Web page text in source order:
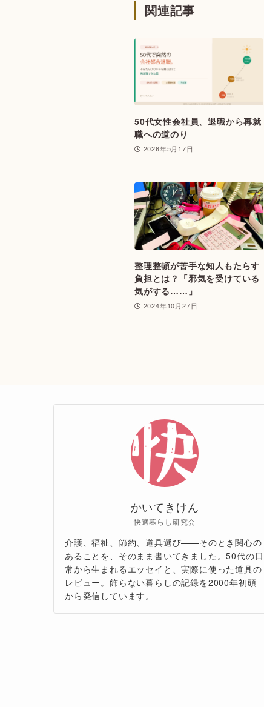
関連記事
50代女性会社員、退職から再就
職への道のり
2026年5月17日
整理整頓が苦手な知人もたらす
負担とは？「邪気を受けている
気がする……」
2024年10月27日
かいてきけん
快適暮らし研究会
介護、福祉、節約、道具選び——そのとき関心の
あることを、そのまま書いてきました。50代の日
常から生まれるエッセイと、実際に使った道具の
レビュー。飾らない暮らしの記録を2000年初頭
から発信しています。